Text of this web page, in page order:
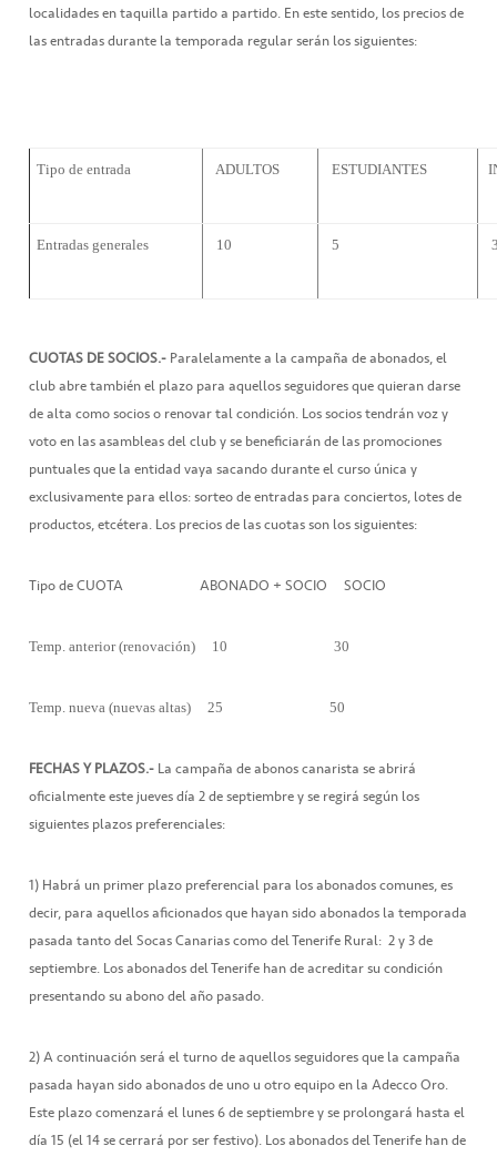
localidades en taquilla partido a partido. En este sentido, los precios de
las entradas durante la temporada regular serán los siguientes:
Tipo de entrada ADULTOS ESTUDIANTES
Entradas generales 10  5 
CUOTAS DE SOCIOS.- Paralelamente a la campaña de abonados, el
club abre también el plazo para aquellos seguidores que quieran darse
de alta como socios o renovar tal condición. Los socios tendrán voz y
voto en las asambleas del club y se beneficiarán de las promociones
puntuales que la entidad vaya sacando durante el curso única y
exclusivamente para ellos: sorteo de entradas para conciertos, lotes de
productos, etcétera. Los precios de las cuotas son los siguientes:
Tipo de CUOTA ABONADO + SOCIO SOCIO
Temp. anterior (renovación) 10  30 
Temp. nueva (nuevas altas) 25  50 
FECHAS Y PLAZOS.- La campaña de abonos canarista se abrirá
oficialmente este jueves día 2 de septiembre y se regirá según los
siguientes plazos preferenciales:
1) Habrá un primer plazo preferencial para los abonados comunes, es
decir, para aquellos aficionados que hayan sido abonados la temporada
pasada tanto del Socas Canarias como del Tenerife Rural: 2 y 3 de
septiembre. Los abonados del Tenerife han de acreditar su condición
presentando su abono del año pasado.
2) A continuación será el turno de aquellos seguidores que la campaña
pasada hayan sido abonados de uno u otro equipo en la Adecco Oro.
Este plazo comenzará el lunes 6 de septiembre y se prolongará hasta el
día 15 (el 14 se cerrará por ser festivo). Los abonados del Tenerife han de